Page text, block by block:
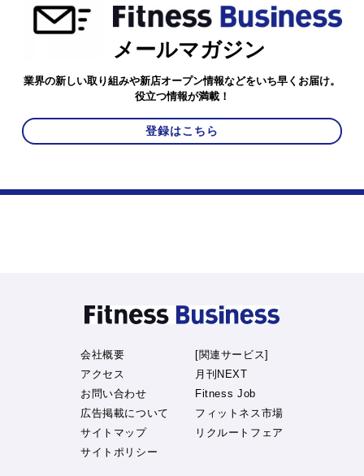
メールマガジン
業界の新しい取り組みや新店オープン情報などをいち早くお届け。
役立つ情報が満載！
登録はこちら
会社概要
アクセス
お問い合わせ
広告掲載について
サイトマップ
サイトポリシー
[関連サービス]
月刊NEXT
Fitness Job
フィットネス市場
リクルートフェア